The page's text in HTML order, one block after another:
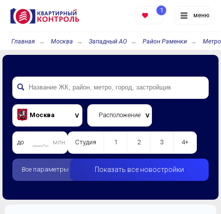
меню
1
Главная Москва Западный АО Район Раменки
Москва Расположение
до млн. Студия 1 2 3 4+
Все параметры Показать все новостройки